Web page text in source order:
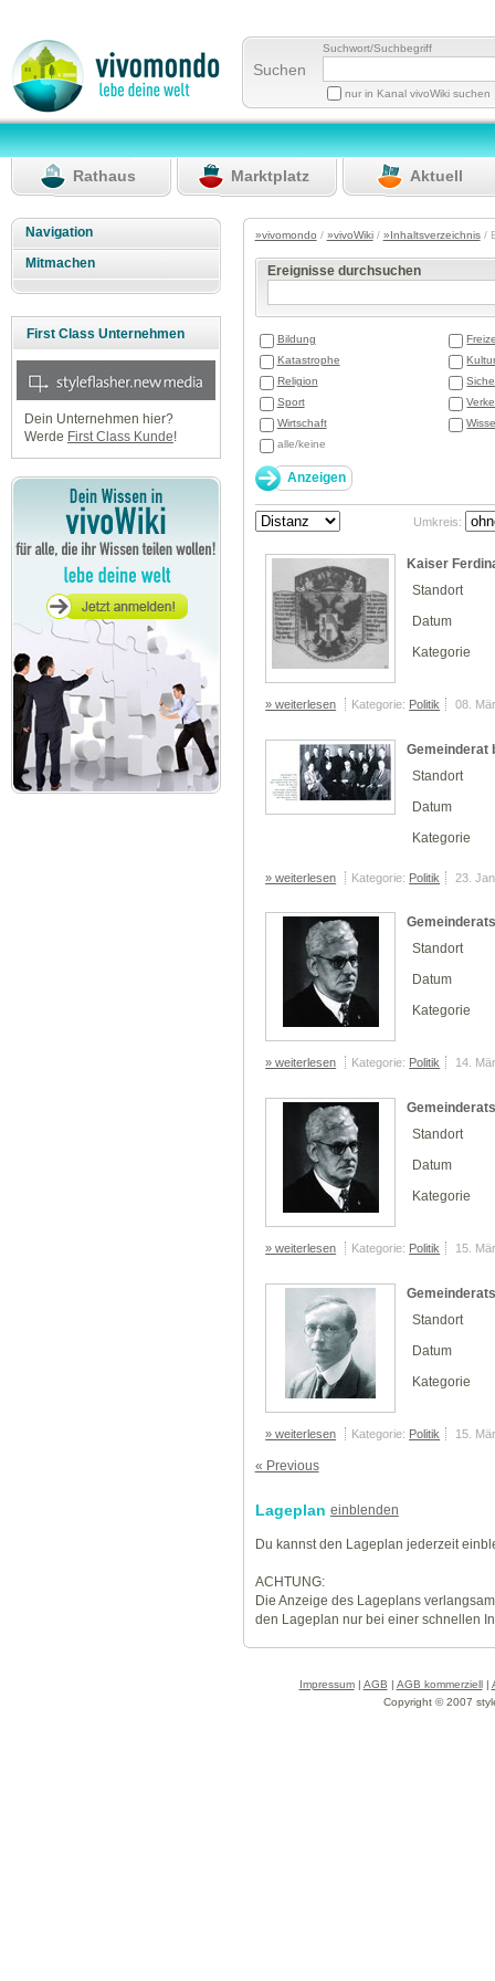
Suchen
Suchwort/Suchbegriff
nur in Kanal vivoWiki suchen
Rathaus Marktplatz Aktuell
Navigation
Mitmachen
First Class Unternehmen
Dein Unternehmen hier?
Werde First Class Kunde!
»vivomondo / »vivoWiki/ »Inhaltsverzeichnis/
Ereignisse durchsuchen
Bildung
Katastrophe
Religion
Sport
Wirtschaft
alle/keine
Umkreis:
Kaiser
Standort
Datum
Kategorie
» weiterlesen Kategorie: Politik 08.
Gemeinderat
Standort
Datum
Kategorie
» weiterlesen Kategorie: Politik 23.
Standort
Datum
Kategorie
» weiterlesen Kategorie: Politik 14.
Standort
Datum
Kategorie
» weiterlesen Kategorie: Politik 15.
Standort
Datum
Kategorie
» weiterlesen Kategorie: Politik 15.
« Previous
Lageplan einblenden
Du kannst den Lageplan jederzeit
ACHTUNG:
Die Anzeige des Lageplans
den Lageplan nur bei einer schnellen
Impressum| AGB | AGB kommerziell|
Copyright © 2007